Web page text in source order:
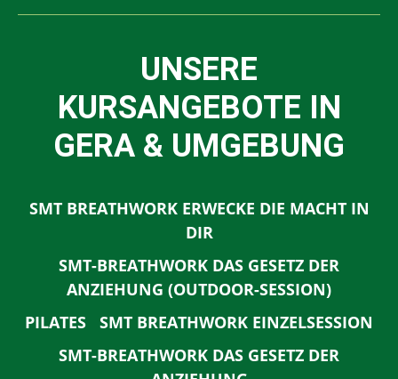
UNSERE
KURSANGEBOTE IN
GERA & UMGEBUNG
SMT BREATHWORK ERWECKE DIE MACHT IN
DIR
SMT-BREATHWORK DAS GESETZ DER
ANZIEHUNG (OUTDOOR-SESSION)
PILATES
SMT BREATHWORK EINZELSESSION
SMT-BREATHWORK DAS GESETZ DER